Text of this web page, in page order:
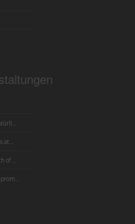
at...
of ...